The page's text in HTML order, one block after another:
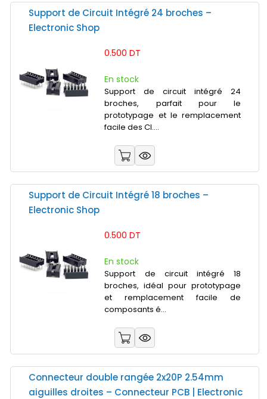
Support de Circuit Intégré 24 broches –
Electronic Shop
0.500 DT
En stock
Support de circuit intégré 24
broches, parfait pour le
prototypage et le remplacement
facile des CI....
Support de Circuit Intégré 18 broches –
Electronic Shop
0.500 DT
En stock
Support de circuit intégré 18
broches, idéal pour prototypage
et remplacement facile de
composants é...
Connecteur double rangée 2x20P 2.54mm
aiguilles droites – Connecteur PCB | Electronic